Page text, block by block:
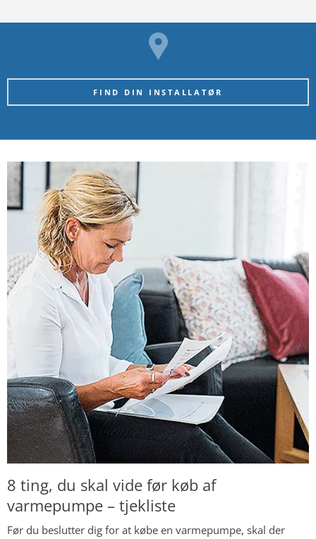
FIND DIN INSTALLATØR
8 ting, du skal vide før køb af
varmepumpe – tjekliste
Før du beslutter dig for at købe en varmepumpe, skal der